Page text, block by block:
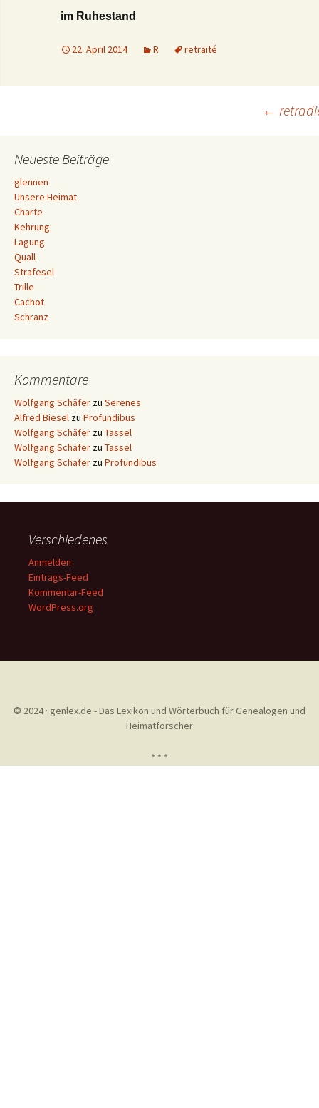
im Ruhestand
22. April 2014 R retraité
Navigation
←
Neueste Beiträge
glennen
Unsere Heimat
Charte
Kehrung
Lagung
Quall
Strafesel
Trille
Cachot
Schranz
Kommentare
Wolfgang Schäfer zu Serenes
Alfred Biesel zu Profundibus
Wolfgang Schäfer zu Tassel
Wolfgang Schäfer zu Tassel
Wolfgang Schäfer zu Profundibus
Verschiedenes
Anmelden
Eintrags-Feed
Kommentar-Feed
WordPress.org
© 2024 · genlex.de - Das Lexikon und Wörterbuch für Genealogen und
Heimatforscher
* * *